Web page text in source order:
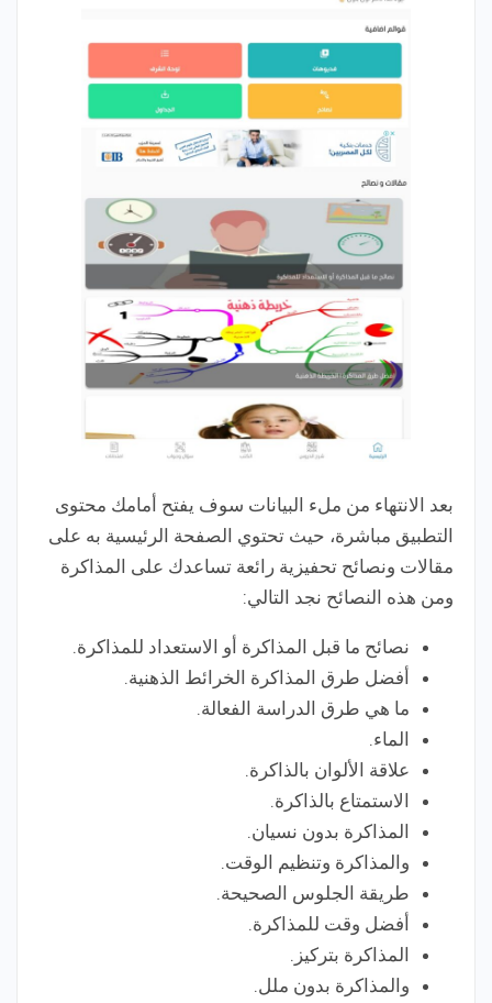
بعد الانتهاء من ملء البيانات سوف يفتح أمامك محتوى
التطبيق مباشرة، حيث تحتوي الصفحة الرئيسية به على
مقالات ونصائح تحفيزية رائعة تساعدك على المذاكرة
ومن هذه النصائح نجد التالي:
نصائح ما قبل المذاكرة أو الاستعداد للمذاكرة.
أفضل طرق المذاكرة الخرائط الذهنية.
ما هي طرق الدراسة الفعالة.
الماء.
علاقة الألوان بالذاكرة.
الاستمتاع بالذاكرة.
المذاكرة بدون نسيان.
والمذاكرة وتنظيم الوقت.
طريقة الجلوس الصحيحة.
أفضل وقت للمذاكرة.
المذاكرة بتركيز.
والمذاكرة بدون ملل.